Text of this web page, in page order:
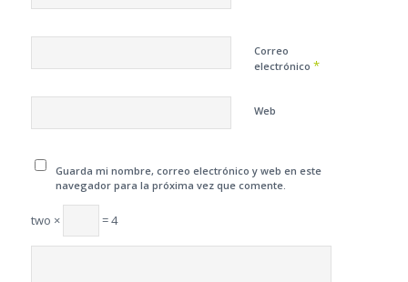
Correo
electrónico *
Web
Guarda mi nombre, correo electrónico y web en este
navegador para la próxima vez que comente.
two × = 4